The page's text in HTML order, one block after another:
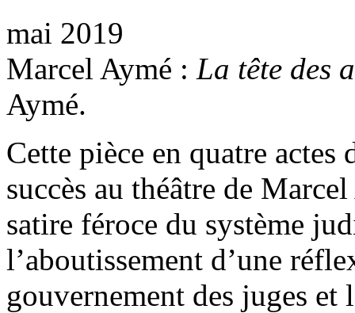
mai 2019
Marcel Aymé : La tête des
Aymé.
Cette pièce en quatre actes
succès au théâtre de
satire féroce du système
l’aboutissement d’une
gouvernement des juges